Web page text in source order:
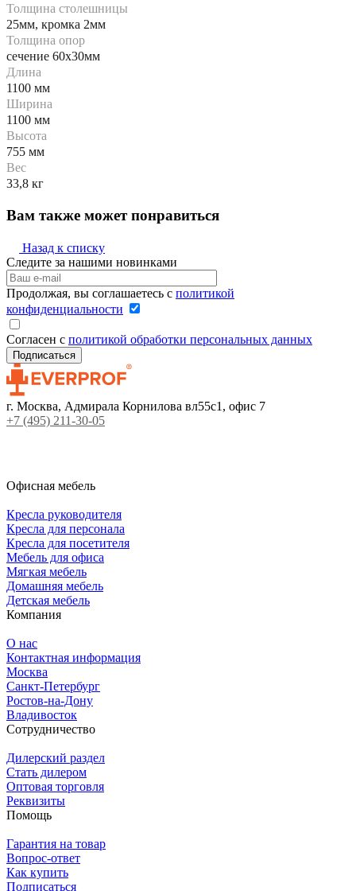
Толщина столешницы
25мм, кромка 2мм
Толщина опор
сечение 60х30мм
Длина
1100 мм
Ширина
1100 мм
Высота
755 мм
Вес
33,8 кг
Вам также может понравиться
Назад к списку
Следите за нашими новинками
Продолжая, вы соглашаетесь с политикой
конфиденциальности
Согласен с политикой обработки персональных данных
г. Москва, Адмирала Корнилова вл55с1, офис 7
+7 (495) 211-30-05
Офисная мебель
Кресла руководителя
Кресла для персонала
Кресла для посетителя
Мебель для офиса
Мягкая мебель
Домашняя мебель
Детская мебель
Компания
О нас
Контактная информация
Москва
Санкт-Петербург
Ростов-на-Дону
Владивосток
Сотрудничество
Дилерский раздел
Стать дилером
Оптовая торговля
Реквизиты
Помощь
Гарантия на товар
Вопрос-ответ
Как купить
Подписаться